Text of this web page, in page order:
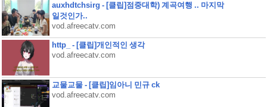
auxhdtchsirg - [클립]점중대학) 계곡여행 .. 마지막
일것인가..
vod.afreecatv.com
http_ - [클립]개인적인 생각
vod.afreecatv.com
교물교물 - [클립]임아니 민규 ck
vod.afreecatv.com